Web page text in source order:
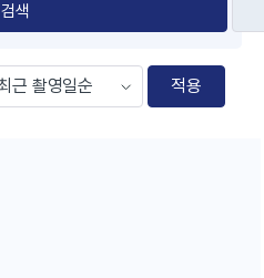
검색
적용